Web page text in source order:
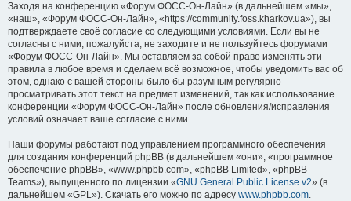
Заходя на конференцию «Форум ФОСС-Он-Лайн» (в дальнейшем «мы»,
«наш», «Форум ФОСС-Он-Лайн», «https://community.foss.kharkov.ua»), вы
подтверждаете своё согласие со следующими условиями. Если вы не
согласны с ними, пожалуйста, не заходите и не пользуйтесь форумами
«Форум ФОСС-Он-Лайн». Мы оставляем за собой право изменять эти
правила в любое время и сделаем всё возможное, чтобы уведомить вас об
этом, однако с вашей стороны было бы разумным регулярно
просматривать этот текст на предмет изменений, так как использование
конференции «Форум ФОСС-Он-Лайн» после обновления/исправления
условий означает ваше согласие с ними.
Наши форумы работают под управлением программного обеспечения
для создания конференций phpBB (в дальнейшем «они», «программное
обеспечение phpBB», «www.phpbb.com», «phpBB Limited», «phpBB
Teams»), выпущенного по лицензии «GNU General Public License v2» (в
дальнейшем «GPL»). Скачать его можно по адресу www.phpbb.com.